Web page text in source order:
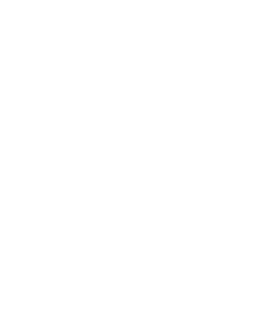
sich rasch weiter, und ständig
bleibt das A und O des Spiels.
das taktische Rüstzeug für
System (noch) nicht in ihrem
die Eingabe von Zügen
taktischer Finessen in